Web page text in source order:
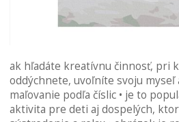
na
začiatok
galérie
obrázkov
ak hľadáte kreatívnu činnosť, pri
oddýchnete, uvoľníte svoju myseľ
maľovanie podľa číslic • je to
aktivita pre deti aj dospelých,